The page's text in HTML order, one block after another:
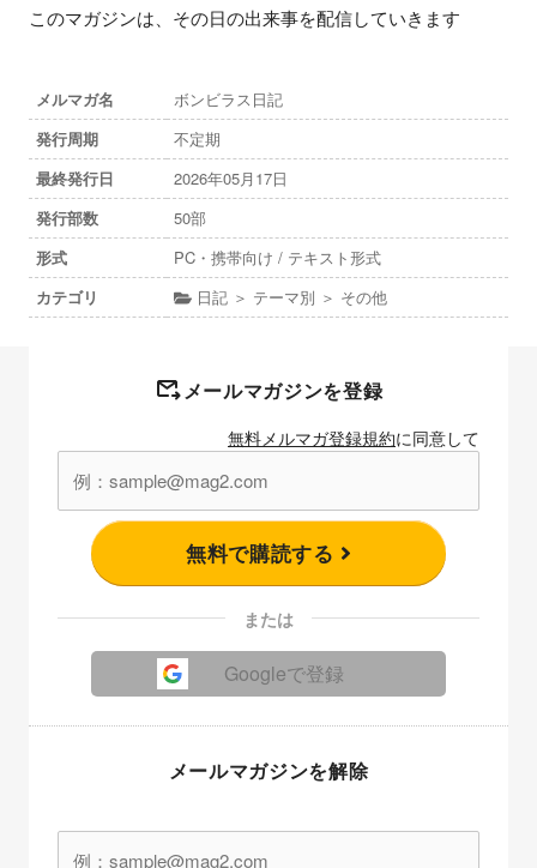
このマガジンは、その日の出来事を配信していきます
メルマガ名
ボンビラス日記
発行周期
不定期
最終発行日
2026年05月17日
発行部数
50部
形式
PC・携帯向け / テキスト形式
カテゴリ
日記 ＞ テーマ別 ＞ その他
メールマガジンを登録
無料メルマガ登録規約に同意して
無料で購読する
または
Googleで登録
メールマガジンを解除